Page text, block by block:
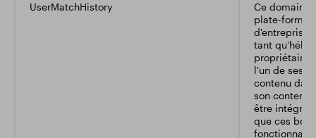
UserMatchHistory
Ce domaine
plate-forme
d'entreprise.
tant
l'un de ses
contenu
son contenu
être intégrés
que ces